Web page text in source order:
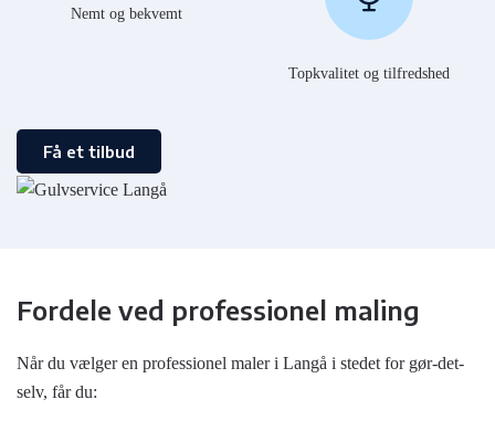
Nemt og bekvemt
Topkvalitet og tilfredshed
Få et tilbud
Fordele ved professionel maling
Når du vælger en professionel maler i Langå i stedet for gør-det-
selv, får du: